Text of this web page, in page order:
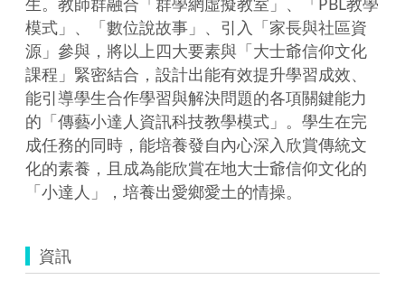
模式」、「數位說故事」、引入「家長與社區資
源」參與，將以上四大要素與「大士爺信仰文化
課程」緊密結合，設計出能有效提升學習成效、
能引導學生合作學習與解決問題的各項關鍵能力
的「傳藝小達人資訊科技教學模式」。學生在完
成任務的同時，能培養發自內心深入欣賞傳統文
化的素養，且成為能欣賞在地大士爺信仰文化的
「小達人」，培養出愛鄉愛土的情操。
資訊